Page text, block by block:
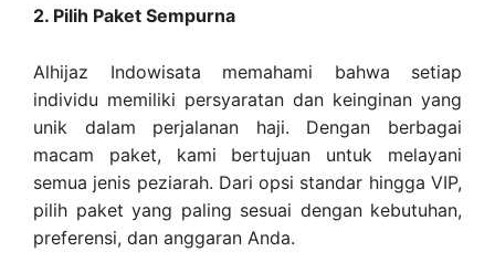
2. Pilih Paket Sempurna
Alhijaz Indowisata memahami bahwa setiap
individu memiliki persyaratan dan keinginan yang
unik dalam perjalanan haji. Dengan berbagai
macam paket, kami bertujuan untuk melayani
semua jenis peziarah. Dari opsi standar hingga VIP,
pilih paket yang paling sesuai dengan kebutuhan,
preferensi, dan anggaran Anda.